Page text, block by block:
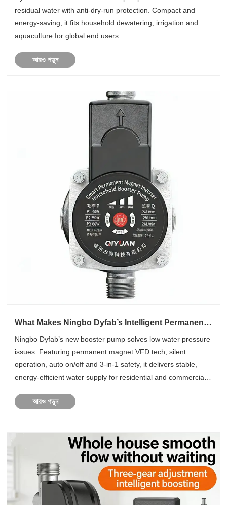
residual water with anti-dry-run protection. Compact and
energy-saving, it fits household dewatering, irrigation and
aquaculture for global end users.
আরও পড়ুন
What Makes Ningbo Dyfab’s Intelligent Permanent
Changer?
Ningbo Dyfab’s new booster pump solves low water pressure
issues. Featuring permanent magnet VFD tech, silent
operation, auto on/off and 3-in-1 safety, it delivers stable,
energy-efficient water supply for residential and commercial
আরও পড়ুন